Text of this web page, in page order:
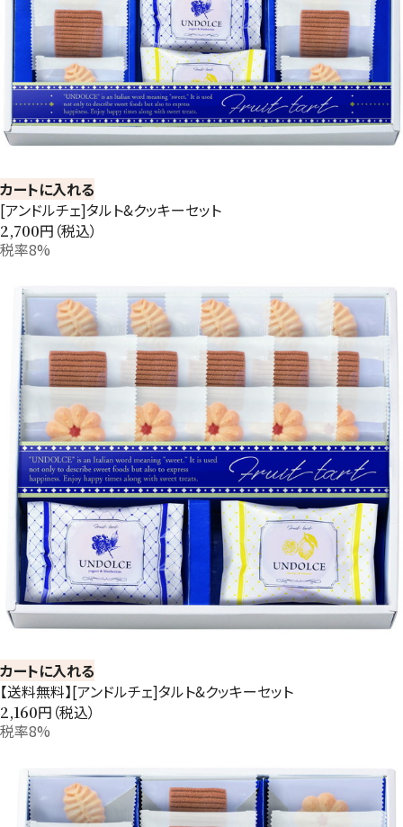
カートに入れる
[アンドルチェ]タルト&クッキーセット
2,700円（税込）
税率8%
カートに入れる
【送料無料】[アンドルチェ]タルト&クッキーセット
2,160円（税込）
税率8%